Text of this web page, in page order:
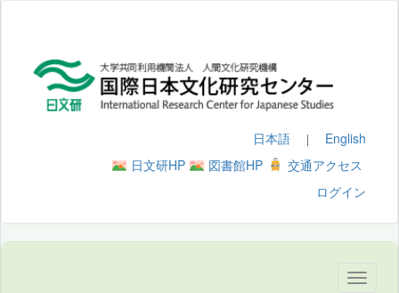
日本語 ｜ English
日文研HP
図書館HP
交通アクセス
ログイン